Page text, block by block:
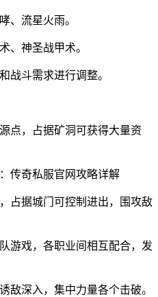
、流星火雨。
、神圣战甲术。
战斗需求进行调整。
点，占据矿洞可获得大量资
占据城门可控制进出，围攻敌
游戏，各职业间相互配合，发
敌深入，集中力量各个击破。